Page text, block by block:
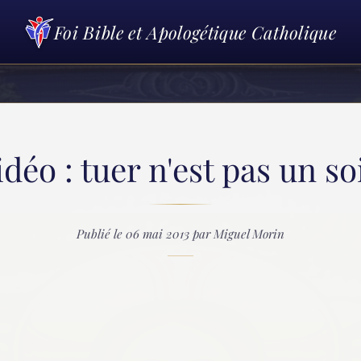
Foi Bible et Apologétique Catholique
: tuer n'est pas un
Publié le 06 mai 2013 par Miguel Morin